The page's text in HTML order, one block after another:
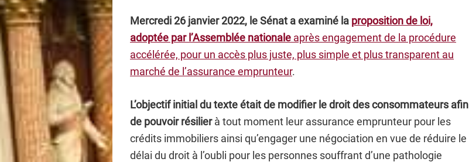
Mercredi 26 janvier 2022, le Sénat a examiné la proposition de loi,
adoptée par l’Assemblée nationale après engagement de la procédure
accélérée, pour un accès plus juste, plus simple et plus transparent au
marché de l’assurance emprunteur.
L’objectif initial du texte était de modifier le droit des consommateurs afin
de pouvoir résilierà tout moment leur assurance emprunteur pour les
crédits immobiliers ainsi qu’engager une négociation en vue de réduire le
délai du droit à l’oubli pour les personnes souffrant d’une pathologie